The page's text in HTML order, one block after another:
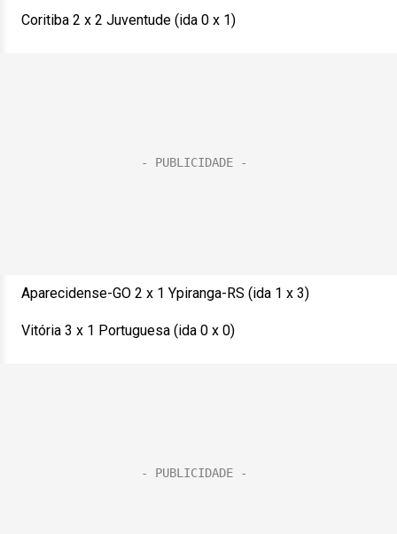
Coritiba 2 x 2 Juventude (ida 0 x 1)
Aparecidense-GO 2 x 1 Ypiranga-RS (ida 1 x 3)
Vitória 3 x 1 Portuguesa (ida 0 x 0)